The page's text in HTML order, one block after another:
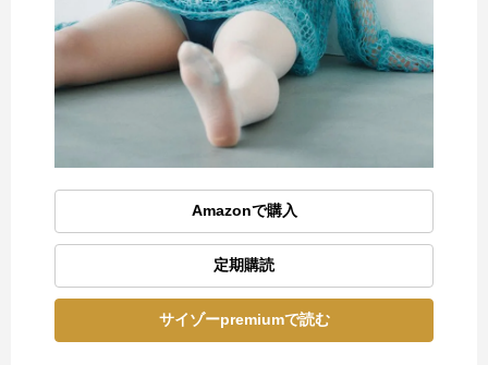
Amazonで購入
定期購読
サイゾーpremiumで読む